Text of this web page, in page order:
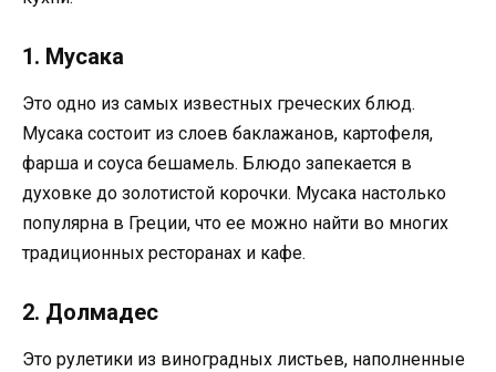
1. Мусака
Это одно из самых известных греческих блюд.
Мусака состоит из слоев баклажанов, картофеля,
фарша и соуса бешамель. Блюдо запекается в
духовке до золотистой корочки. Мусака настолько
популярна в Греции, что ее можно найти во многих
традиционных ресторанах и кафе.
2. Долмадес
Это рулетики из виноградных листьев, наполненные